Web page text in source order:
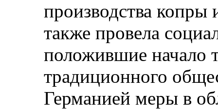
производства копры
также провела
положившие начало
традиционного
Германией меры в